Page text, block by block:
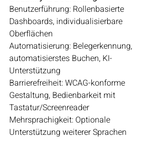
Benutzerführung: Rollenbasierte
Dashboards, individualisierbare
Oberflächen
Automatisierung: Belegerkennung,
automatisierstes Buchen, KI-
Unterstützung
Barrierefreiheit: WCAG-konforme
Gestaltung, Bedienbarkeit mit
Tastatur/Screenreader
Mehrsprachigkeit: Optionale
Unterstützung weiterer Sprachen